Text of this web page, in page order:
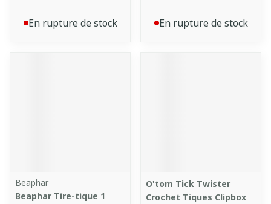
En rupture de stock En rupture de stock
Beaphar
Beaphar Tire-tique 1
O'tom Tick Twister
Crochet Tiques Clipbox